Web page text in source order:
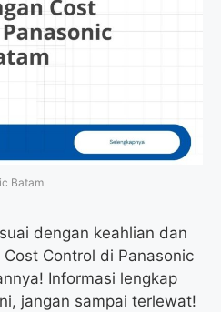
Batam
dengan keahlian dan
Control di Panasonic
Informasi lengkap
jangan sampai terlewat!